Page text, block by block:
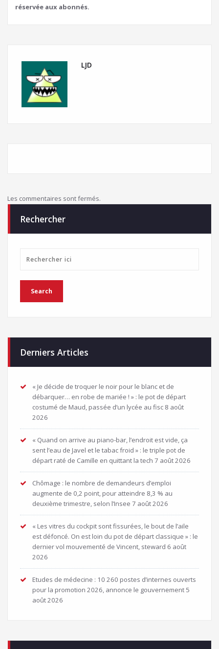
réservée aux abonnés.
LJD
Les commentaires sont fermés.
Rechercher
Derniers Articles
« Je décide de troquer le noir pour le blanc et de
débarquer… en robe de mariée ! » : le pot de départ
costumé de Maud, passée d’un lycée au fisc 8 août
2026
« Quand on arrive au piano-bar, l’endroit est vide, ça
sent l’eau de Javel et le tabac froid » : le triple pot de
départ raté de Camille en quittant la tech 7 août 2026
Chômage : le nombre de demandeurs d’emploi
augmente de 0,2 point, pour atteindre 8,3 % au
deuxième trimestre, selon l’Insee 7 août 2026
« Les vitres du cockpit sont fissurées, le bout de l’aile
est défoncé. On est loin du pot de départ classique » : le
dernier vol mouvementé de Vincent, steward 6 août
2026
Etudes de médecine : 10 260 postes d’internes ouverts
pour la promotion 2026, annonce le gouvernement 5
août 2026